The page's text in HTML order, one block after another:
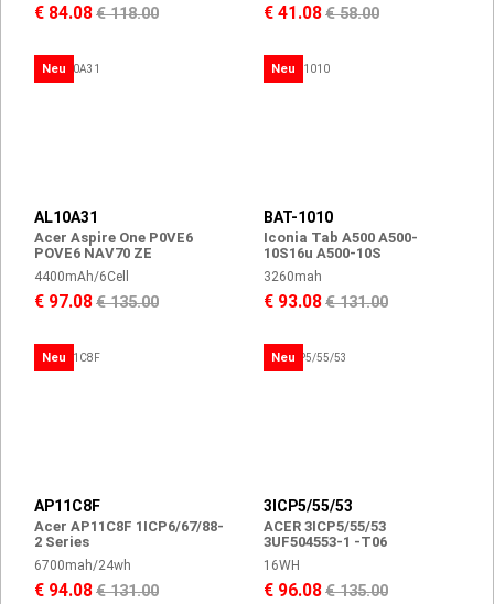
€ 84.08€ 118.00 € 41.08€ 58.00
Neu
AL10A31
Acer Aspire One P0VE6
POVE6 NAV70 ZE
4400mAh/6Cell
€ 97.08€ 135.00
Neu
BAT-1010
Iconia Tab A500 A500-
10S16u A500-10S
3260mah
€ 93.08€ 131.00
Neu
AP11C8F
Acer AP11C8F 1ICP6/67/88-
2 Series
6700mah/24wh
€ 94.08€ 131.00
Neu
3ICP5/55/53
ACER 3ICP5/55/53
3UF504553-1 -T06
16WH
€ 96.08€ 135.00